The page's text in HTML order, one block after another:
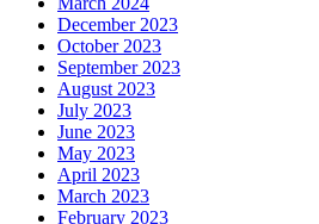
December 2023
October 2023
September 2023
August 2023
July 2023
June 2023
May 2023
April 2023
March 2023
February 2023